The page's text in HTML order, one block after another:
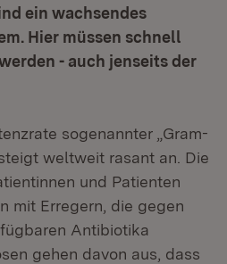
ein wachsendes
Hier müssen schnell
- auch jenseits der
sogenannter „Gram-
weltweit rasant an. Die
und Patienten
mit Erregern, die gegen
Antibiotika
gehen davon aus, dass